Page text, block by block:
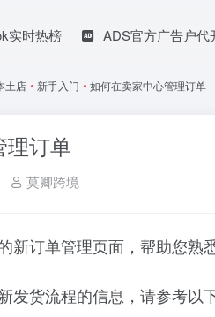
实时热榜 ADS官方广告户代
土店 • 新手入门 • 如何在卖家中心管理订单
理订单
莫卿跨境
新订单管理页面，帮助您熟
发货流程的信息，请参考以